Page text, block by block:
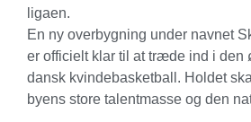
ligaen.
En ny overbygning under navnet
er officielt klar til at træde ind i den
dansk kvindebasketball. Holdet
byens store talentmasse og den